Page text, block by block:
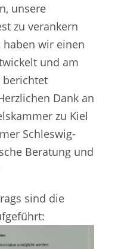
unsere
zu verankern
haben wir einen
und am
berichtet
Dank an
zu Kiel
Schleswig-
Beratung und
sind die